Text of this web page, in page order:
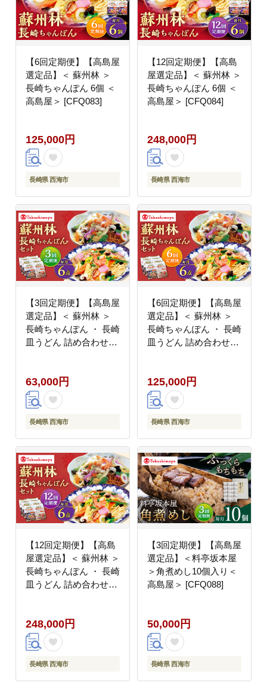
【6回定期便】【高島屋
選定品】＜ 蘇州林 ＞
長崎ちゃんぽん 6個 ＜
高島屋＞ [CFQ083]
125,000円
長崎県 西海市
【12回定期便】【高島
屋選定品】＜ 蘇州林 ＞
長崎ちゃんぽん 6個 ＜
高島屋＞ [CFQ084]
248,000円
長崎県 西海市
【3回定期便】【高島屋
選定品】＜ 蘇州林 ＞
長崎ちゃんぽん ・ 長崎
皿うどん 詰め合わせ
63,000円
長崎県 西海市
【6回定期便】【高島屋
選定品】＜ 蘇州林 ＞
長崎ちゃんぽん ・ 長崎
皿うどん 詰め合わせ
125,000円
長崎県 西海市
【12回定期便】【高島
屋選定品】＜ 蘇州林 ＞
長崎ちゃんぽん ・ 長崎
皿うどん 詰め合わせ
248,000円
長崎県 西海市
【3回定期便】【高島屋
選定品】＜料亭坂本屋
＞角煮めし10個入り＜
高島屋＞ [CFQ088]
50,000円
長崎県 西海市